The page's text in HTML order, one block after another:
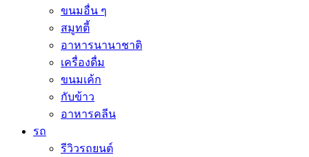
ขนมอื่น ๆ
สมูทตี้
อาหารนานาชาติ
เครื่องดื่ม
ขนมเค้ก
กับข้าว
อาหารคลีน
รถ
รีวิวรถยนต์